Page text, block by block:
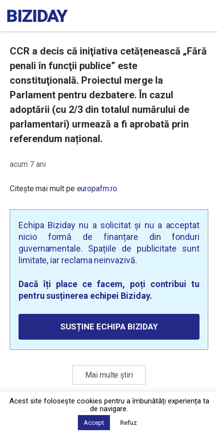
CCR a decis că iniţiativa cetățenească „Fără
penali în funcţii publice” este
constituţională. Proiectul merge la
Parlament pentru dezbatere. În cazul
adoptării (cu 2/3 din totalul numărului de
parlamentari) urmează a fi aprobată prin
referendum național.
acum 7 ani
Citește mai mult pe europafm.ro
Echipa Biziday nu a solicitat și nu a acceptat
nicio formă de finanțare din fonduri
guvernamentale. Spațiile de publicitate sunt
limitate, iar reclama neinvazivă.
Dacă îți place ce facem, poți contribui tu
pentru susținerea echipei Biziday.
SUSȚINE ECHIPA BIZIDAY
Mai multe știri
Politica de confidențialitate
2026 © Biziday
Acest site foloseşte cookies pentru a îmbunătăți experiența ta
de navigare.
Accept Refuz